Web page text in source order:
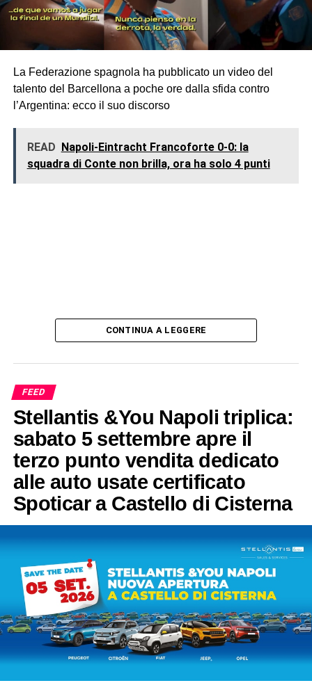
La Federazione spagnola ha pubblicato un video del
talento del Barcellona a poche ore dalla sfida contro
l’Argentina: ecco il suo discorso
READ Napoli-Eintracht Francoforte 0-0: la
squadra di Conte non brilla, ora ha solo 4 punti
CONTINUA A LEGGERE
FEED
Stellantis &You Napoli triplica:
sabato 5 settembre apre il
terzo punto vendita dedicato
alle auto usate certificato
Spoticar a Castello di Cisterna